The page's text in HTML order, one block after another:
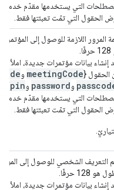
التي يستخدمها مقدّم خدمة
الحقول التي تمّت تعبئتها فقط.
المرور اللازمة للوصول إلى المؤتمر
إنشاء بيانات مؤتمرات جديدة، املأ
الحقول {meetingCode و
وpassword وpin
}
التي يستخدمها مقدّم خدمة
الحقول التي تمّت تعبئتها فقط.
التعريف الشخصي للوصول إلى
هو 128 حرفًا.
إنشاء بيانات مؤتمرات جديدة، املأ